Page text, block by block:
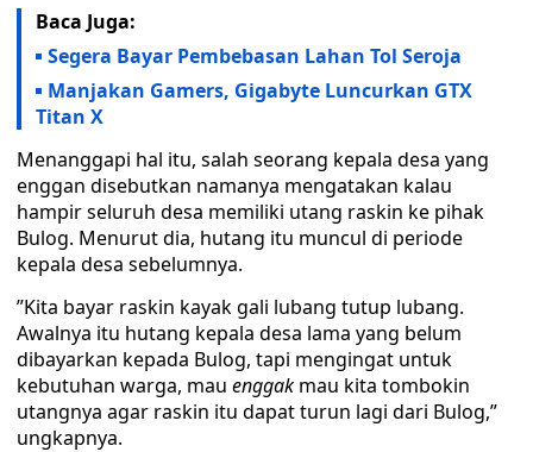
Baca Juga:
Segera Bayar Pembebasan Lahan Tol Seroja
Manjakan Gamers, Gigabyte Luncurkan GTX
Titan X
Menanggapi hal itu, salah seorang kepala desa yang
enggan disebutkan namanya mengatakan kalau
hampir seluruh desa memiliki utang raskin ke pihak
Bulog. Menurut dia, hutang itu muncul di periode
kepala desa sebelumnya.
”Kita bayar raskin kayak gali lubang tutup lubang.
Awalnya itu hutang kepala desa lama yang belum
dibayarkan kepada Bulog, tapi mengingat untuk
kebutuhan warga, mau enggak mau kita tombokin
utangnya agar raskin itu dapat turun lagi dari Bulog,”
ungkapnya.